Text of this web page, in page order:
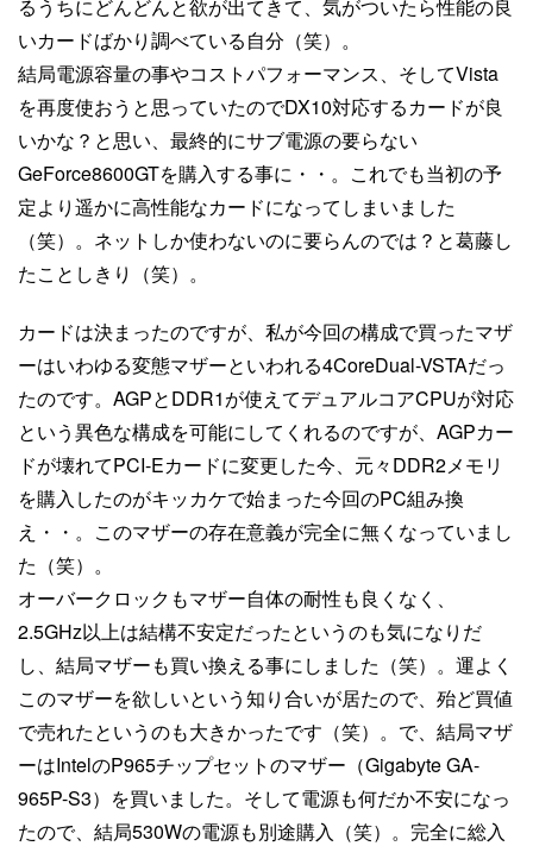
るうちにどんどんと欲が出てきて、気がついたら性能の良
いカードばかり調べている自分（笑）。
結局電源容量の事やコストパフォーマンス、そしてVista
を再度使おうと思っていたのでDX10対応するカードが良
いかな？と思い、最終的にサブ電源の要らない
GeForce8600GTを購入する事に・・。これでも当初の予
定より遥かに高性能なカードになってしまいました
（笑）。ネットしか使わないのに要らんのでは？と葛藤し
たことしきり（笑）。
カードは決まったのですが、私が今回の構成で買ったマザ
ーはいわゆる変態マザーといわれる4CoreDual-VSTAだっ
たのです。AGPとDDR1が使えてデュアルコアCPUが対応
という異色な構成を可能にしてくれるのですが、AGPカー
ドが壊れてPCI-Eカードに変更した今、元々DDR2メモリ
を購入したのがキッカケで始まった今回のPC組み換
え・・。このマザーの存在意義が完全に無くなっていまし
た（笑）。
オーバークロックもマザー自体の耐性も良くなく、
2.5GHz以上は結構不安定だったというのも気になりだ
し、結局マザーも買い換える事にしました（笑）。運よく
このマザーを欲しいという知り合いが居たので、殆ど買値
で売れたというのも大きかったです（笑）。で、結局マザ
ーはIntelのP965チップセットのマザー（Gigabyte GA-
965P-S3）を買いました。そして電源も何だか不安になっ
たので、結局530Wの電源も別途購入（笑）。完全に総入